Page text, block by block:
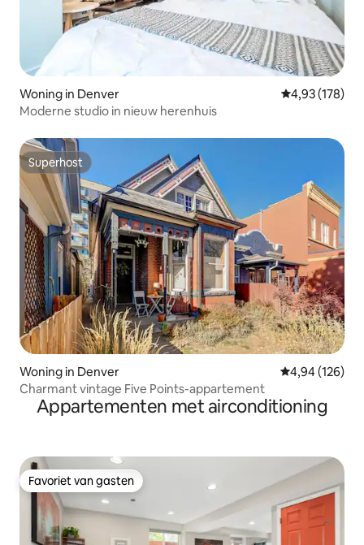
Woning in Denver Gemiddelde
4,93 (178)
Moderne studio in nieuw herenhuis
Superhost
Superhost
Woning in Denver Gemiddelde
4,94 (126)
Charmant vintage Five Points-appartement
Appartementen met airconditioning
Favoriet van gasten
Favoriet van gasten